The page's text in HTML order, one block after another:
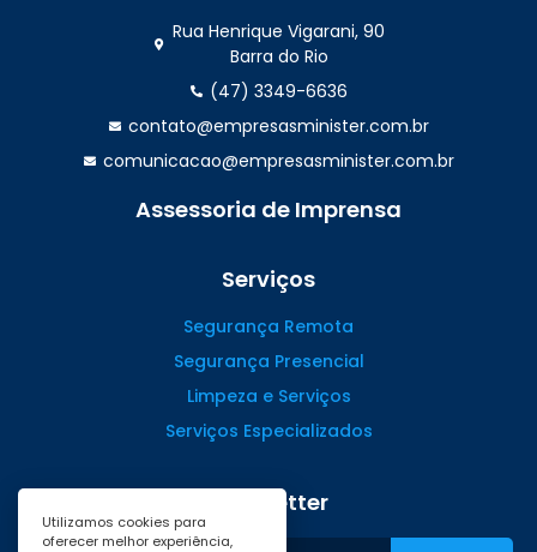
Rua Henrique Vigarani, 90
Barra do Rio
(47) 3349-6636
contato@empresasminister.com.br
comunicacao@empresasminister.com.br
(47) 99988.4642
Assessoria de Imprensa
Serviços
Segurança Remota
Segurança Presencial
Limpeza e Serviços
Serviços Especializados
Newsletter
Utilizamos cookies para
oferecer melhor experiência,